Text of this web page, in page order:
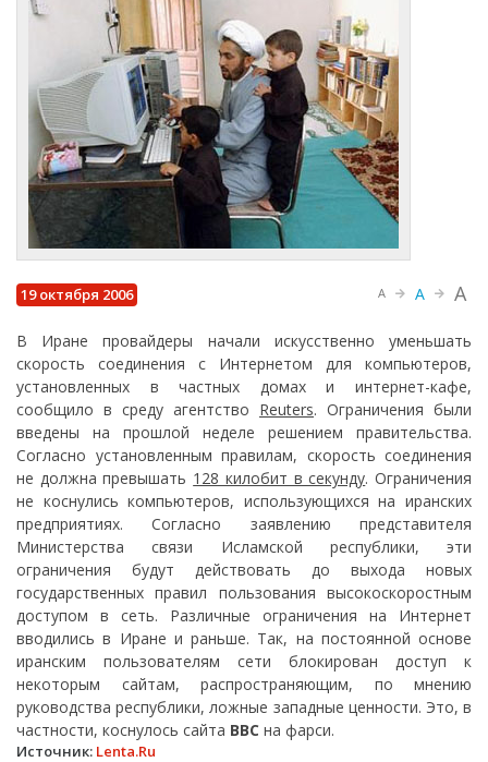
19 октября 2006 A A A
В Иране провайдеры начали искусственно уменьшать
скорость соединения с Интернетом для компьютеров,
установленных в частных домах и интернет-кафе,
сообщило в среду агентство Reuters. Ограничения были
введены на прошлой неделе решением правительства.
Согласно установленным правилам, скорость соединения
не должна превышать 128 килобит в секунду. Ограничения
не коснулись компьютеров, использующихся на иранских
предприятиях. Согласно заявлению представителя
Министерства связи Исламской республики, эти
ограничения будут действовать до выхода новых
государственных правил пользования высокоскоростным
доступом в сеть. Различные ограничения на Интернет
вводились в Иране и раньше. Так, на постоянной основе
иранским пользователям сети блокирован доступ к
некоторым сайтам, распространяющим, по мнению
руководства республики, ложные западные ценности. Это, в
частности, коснулось сайта BBC на фарси.
Источник: Lenta.Ru